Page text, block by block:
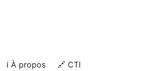
ℹ️ À propos 🔗 CTI